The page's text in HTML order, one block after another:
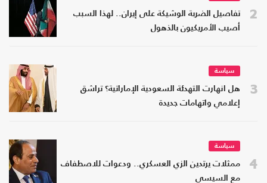
2
تفاصيل الضربة الوشيكة على إيران.. لهذا السبب
أصيب الأمريكيون بالذهول
3
سياسة
هل انهارت التهدئة السعودية الإماراتية؟ تراشق
إعلامي واتهامات جديدة
4
سياسة
ممثلات يرتدين الزي العسكري.. ودعوات للاصطفاف
مع السيسي